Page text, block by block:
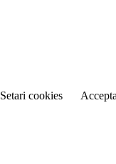
Setari cookies